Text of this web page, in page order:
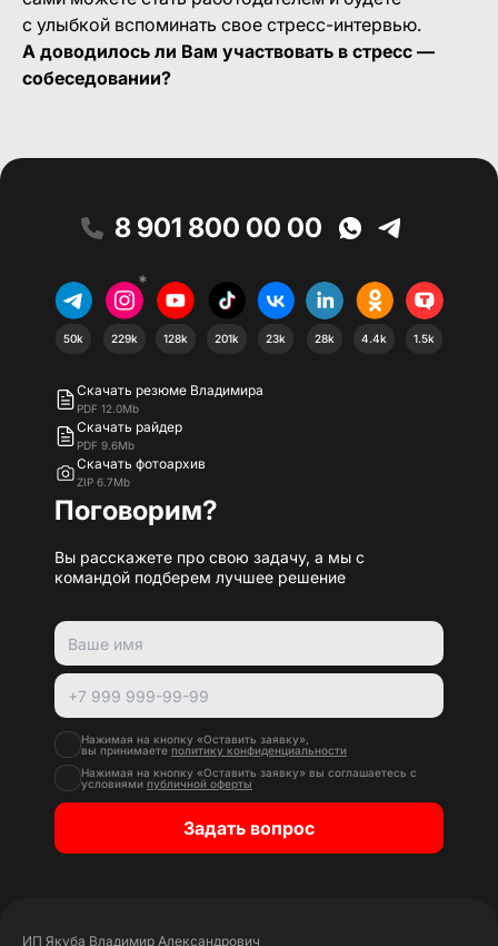
с улыбкой вспоминать свое стресс-интервью.
А доводилось ли Вам участвовать в стресс —
собеседовании?
8 901 800 00 00
50k
*
229k 128k 201k 23k 28k 4.4k 1.5k
Скачать резюме Владимира
PDF 12.0Mb
Скачать райдер
PDF 9.6Mb
Скачать фотоархив
ZIP 6.7Mb
Поговорим?
Вы расскажете про свою задачу, а мы с
командой подберем лучшее решение
Нажимая на кнопку «Оставить заявку»,
вы принимаете политику конфиденциальности
Нажимая на кнопку «Оставить заявку» вы соглашаетесь с
условиями публичной оферты
Задать вопрос
ИП Якуба Владимир Александрович